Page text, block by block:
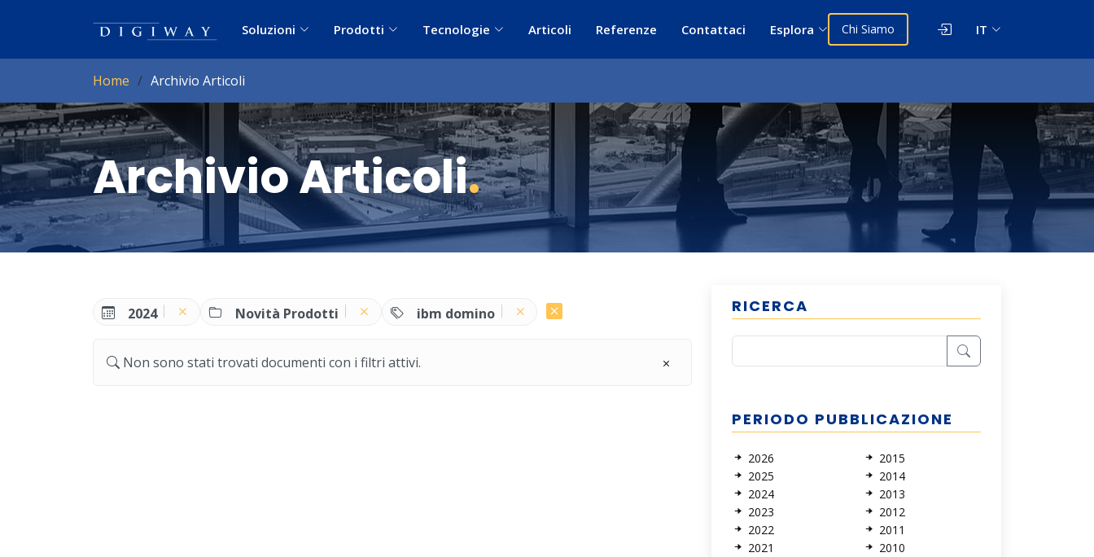
Soluzioni Prodotti Tecnologie Articoli Referenze Contattaci Esplora Chi Siamo IT
Home Archivio Articoli
Archivio Articoli.
2024 Novità Prodotti ibm domino
Non sono stati trovati documenti con i filtri attivi.
RICERCA
PERIODO PUBBLICAZIONE
2026
2025
2024
2023
2022
2021
2015
2014
2013
2012
2011
2010